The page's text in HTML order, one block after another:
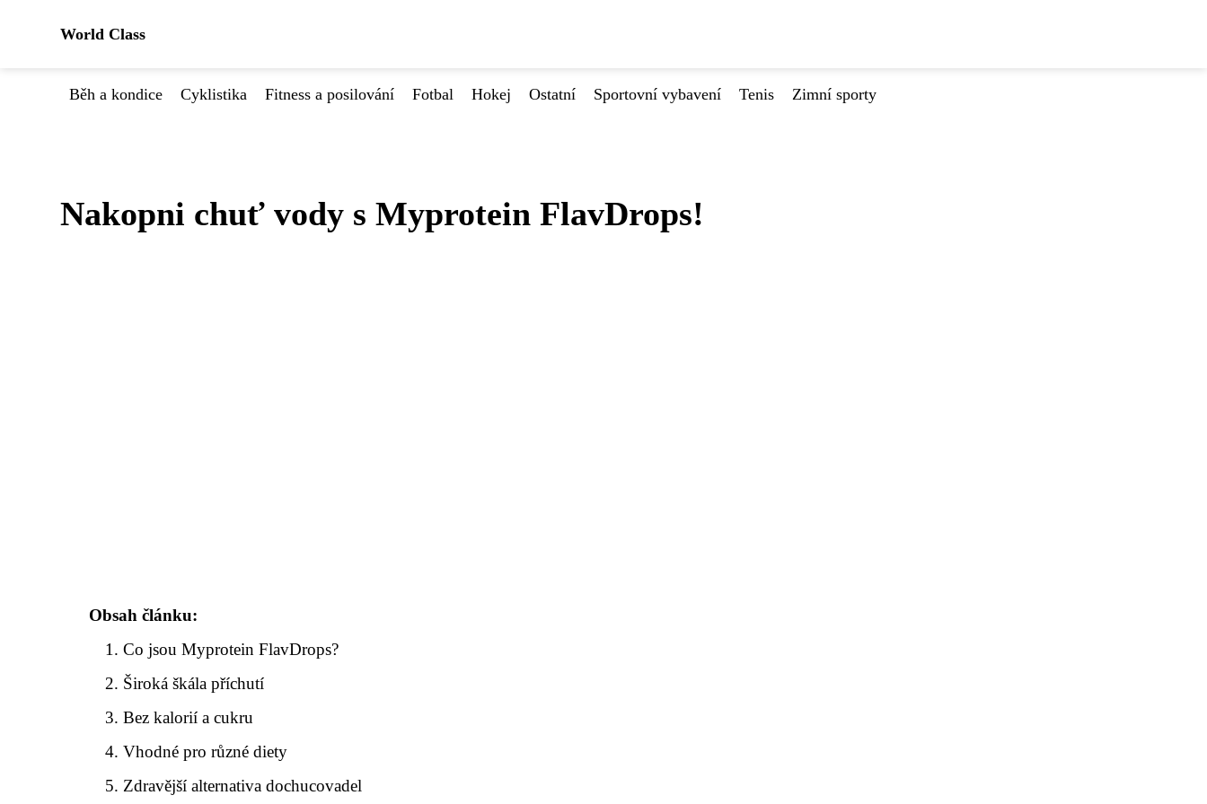
World Class
Běh a kondice Cyklistika Fitness a posilování Fotbal Hokej Ostatní Sportovní vybavení Tenis Zimní sporty
Nakopni chuť vody s Myprotein FlavDrops!
Obsah článku:
Co jsou Myprotein FlavDrops?
Široká škála příchutí
Bez kalorií a cukru
Vhodné pro různé diety
Zdravější alternativa dochucovadel